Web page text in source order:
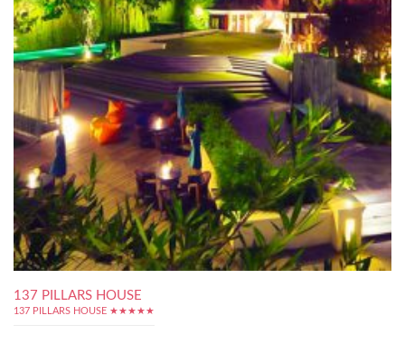
137 PILLARS HOUSE
137 PILLARS HOUSE ★★★★★